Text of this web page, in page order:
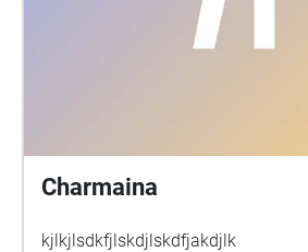
Charmaina
kjlkjlsdkfjlskdjlskdfjakdjlk